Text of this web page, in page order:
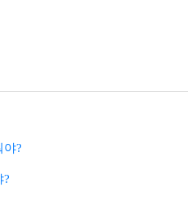
야?
?